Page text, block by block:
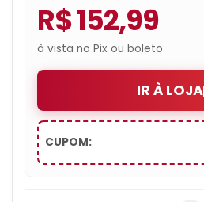
R$ 152,99
à vista no Pix ou boleto
IR À LOJA
CUPOM: